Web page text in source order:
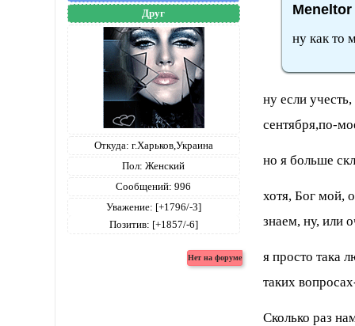
Друг
Откуда: г.Харьков,Украина
Пол: Женский
Сообщений: 996
Уважение: [+1796/-3]
Позитив: [+1857/-6]
ну как то
ну если
сентября,по-
но я больше
хотя, Бог мой,
знаем, ну, или
я просто така
таких
Сколько раз